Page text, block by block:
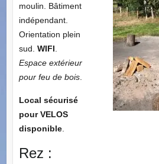
moulin. Bâtiment
indépendant.
Orientation plein
sud. WIFI
Espace extérieur
pour feu de bois.
Local sécurisé
pour VELOS
disponible.
Rez :